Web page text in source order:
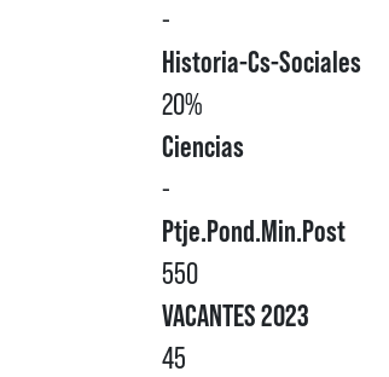
-
Historia-Cs-Sociales
20%
Ciencias
-
Ptje.Pond.Min.Post
550
VACANTES 2023
45